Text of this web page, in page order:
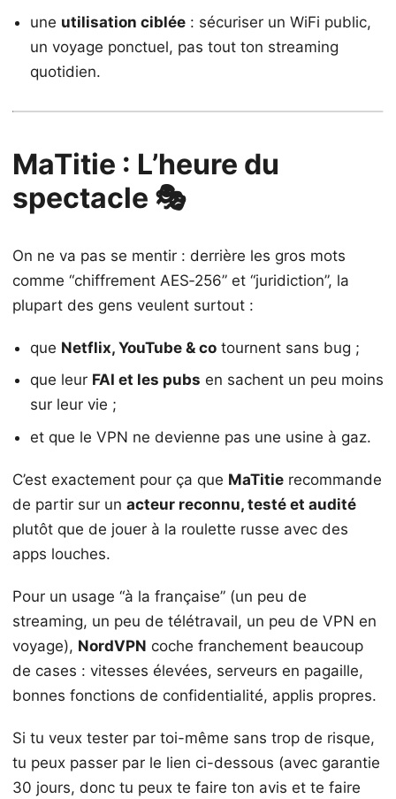
une utilisation ciblée : sécuriser un WiFi public,
un voyage ponctuel, pas tout ton streaming
quotidien.
MaTitie : L’heure du
spectacle 🎭
On ne va pas se mentir : derrière les gros mots
comme “chiffrement AES‑256” et “juridiction”, la
plupart des gens veulent surtout :
que Netflix, YouTube & co tournent sans bug ;
que leur FAI et les pubs en sachent un peu moins
sur leur vie ;
et que le VPN ne devienne pas une usine à gaz.
C’est exactement pour ça que MaTitie recommande
de partir sur un acteur reconnu, testé et audité
plutôt que de jouer à la roulette russe avec des
apps louches.
Pour un usage “à la française” (un peu de
streaming, un peu de télétravail, un peu de VPN en
voyage), NordVPN coche franchement beaucoup
de cases : vitesses élevées, serveurs en pagaille,
bonnes fonctions de confidentialité, applis propres.
Si tu veux tester par toi-même sans trop de risque,
tu peux passer par le lien ci-dessous (avec garantie
30 jours, donc tu peux te faire ton avis et te faire